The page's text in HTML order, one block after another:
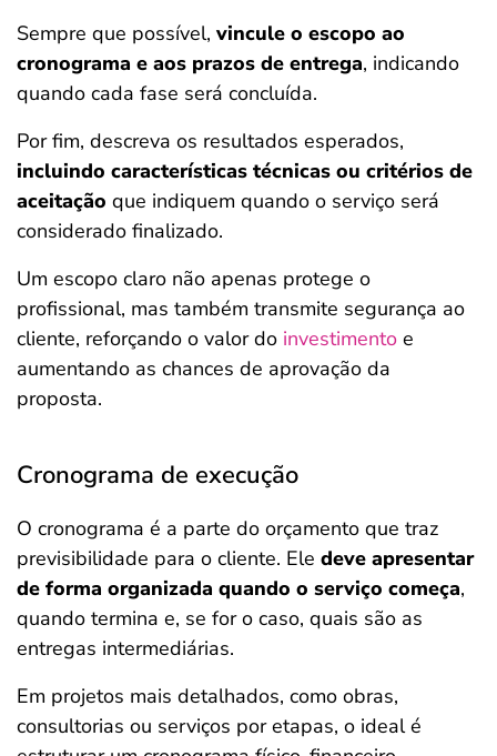
Sempre que possível, vincule o escopo ao
cronograma e aos prazos de entrega, indicando
quando cada fase será concluída.
Por fim, descreva os resultados esperados,
incluindo características técnicas ou critérios de
aceitação que indiquem quando o serviço será
considerado finalizado.
Um escopo claro não apenas protege o
profissional, mas também transmite segurança ao
cliente, reforçando o valor do investimento e
aumentando as chances de aprovação da
proposta.
Cronograma de execução
O cronograma é a parte do orçamento que traz
previsibilidade para o cliente. Ele deve apresentar
de forma organizada quando o serviço começa,
quando termina e, se for o caso, quais são as
entregas intermediárias.
Em projetos mais detalhados, como obras,
consultorias ou serviços por etapas, o ideal é